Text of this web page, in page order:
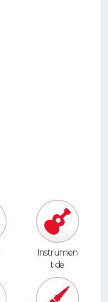
Instrumen
t de
musique